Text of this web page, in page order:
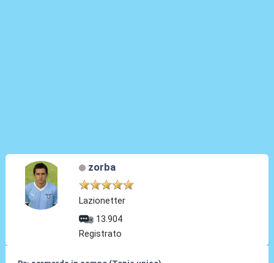
zorba
Lazionetter
13.904
Registrato